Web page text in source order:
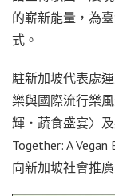
的嶄新能量，為
式。
駐新加坡代表處
樂與國際流行樂
輝・蔬食盛宴〉及
Together: A
向新加坡社會推